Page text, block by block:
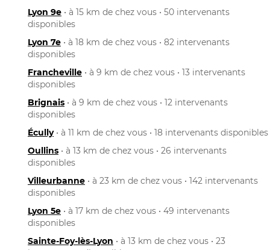
Lyon 9e • à 15 km de chez vous • 50 intervenants
disponibles
Lyon 7e • à 18 km de chez vous • 82 intervenants
disponibles
Francheville • à 9 km de chez vous • 13 intervenants
disponibles
Brignais • à 9 km de chez vous • 12 intervenants
disponibles
Écully• à 11 km de chez vous • 18 intervenants disponibles
Oullins • à 13 km de chez vous • 26 intervenants
disponibles
Villeurbanne • à 23 km de chez vous • 142 intervenants
disponibles
Lyon 5e • à 17 km de chez vous • 49 intervenants
disponibles
Sainte-Foy-lès-Lyon • à 13 km de chez vous • 23